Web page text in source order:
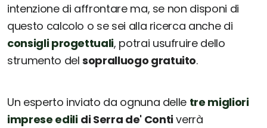
intenzione di affrontare ma, se non disponi di
questo calcolo o se sei alla ricerca anche di
consigli progettuali, potrai usufruire dello
strumento delsopralluogo gratuito.
Un esperto inviato da ognuna delle tre migliori
imprese edili di Serra de' Contiverrà